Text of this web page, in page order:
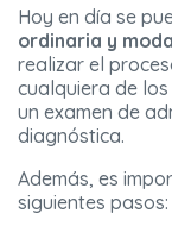
Hoy en día se
ordinaria y
realizar el
cualquiera de
un examen de
diagnóstica.
Además, es
siguientes pasos: